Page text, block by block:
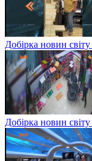
Добірка новин
Добірка новин